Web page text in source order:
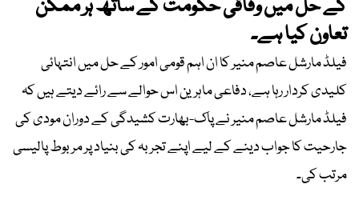
کے حل میں وفاقی حکومت کے ساتھ ہر ممکن
تعاون کیا ہے۔
فیلڈ مارشل عاصم منیر کا ان اہم قومی امور کے حل میں انتہائی
کلیدی کردار رہا ہے، دفاعی ماہرین اس حوالے سے رائے دیتے ہیں کہ
فیلڈ مارشل عاصم منیر نے پاک-بھارت کشیدگی کے دوران مودی کی
جارحیت کا جواب دینے کے لیے اپنے تجربہ کی بنیاد پر مربوط پالیسی
مرتب کی۔